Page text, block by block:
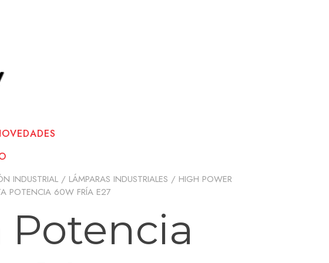
INDUSTRIAL / LÁMPARAS INDUSTRIALES / HIGH POWER
POTENCIA 60W FRÍA E27
Potencia